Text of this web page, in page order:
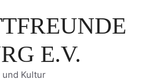
E.V.
und Kultur